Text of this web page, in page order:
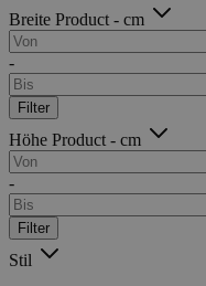
Breite Product - cm
-
Filter
Höhe Product - cm
-
Filter
Stil